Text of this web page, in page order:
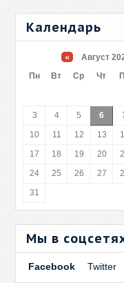
Календарь
« Август
Пн
Вт Ср Чт
3
4 5 6
10
11 12 13
17
18 19 20
24
25 26 27
31
Мы в
Facebook Twitter